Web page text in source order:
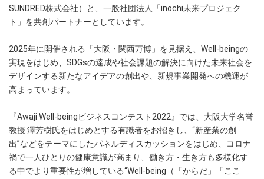
SUNDRED株式会社）と、一般社団法人「inochi未来プロジェク
ト」を共創パートナーとしています。
2025年に開催される「大阪・関西万博」を見据え、Well-beingの
実現をはじめ、SDGsの達成や社会課題の解決に向けた未来社会を
デザインする新たなアイデアの創出や、新規事業開発への機運が
高まっています。
『Awaji Well-beingビジネスコンテスト2022』では、大阪大学名誉
教授 澤芳樹氏をはじめとする有識者をお招きし、“新産業の創
出”などをテーマにしたパネルディスカッションをはじめ、コロナ
禍で一人ひとりの健康意識が高まり、働き方・生き方も多様化す
る中でより重要性が増している“Well-being（「からだ」「ここ